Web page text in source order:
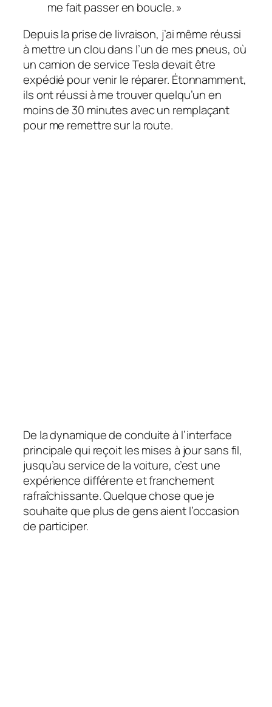
me fait passer en boucle. »
Depuis la prise de livraison, j’ai même réussi
à mettre un clou dans l’un de mes pneus, où
un camion de service Tesla devait être
expédié pour venir le réparer. Étonnamment,
ils ont réussi à me trouver quelqu’un en
moins de 30 minutes avec un remplaçant
pour me remettre sur la route.
De la dynamique de conduite à l’interface
principale qui reçoit les mises à jour sans fil,
jusqu’au service de la voiture, c’est une
expérience différente et franchement
rafraîchissante. Quelque chose que je
souhaite que plus de gens aient l’occasion
de participer.